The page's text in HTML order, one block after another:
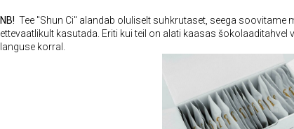
NB! Tee "Shun Ci" alandab oluliselt suhkrutaset, seega soovitame
ettevaatlikult kasutada. Eriti kui teil on alati kaasas
languse korral.